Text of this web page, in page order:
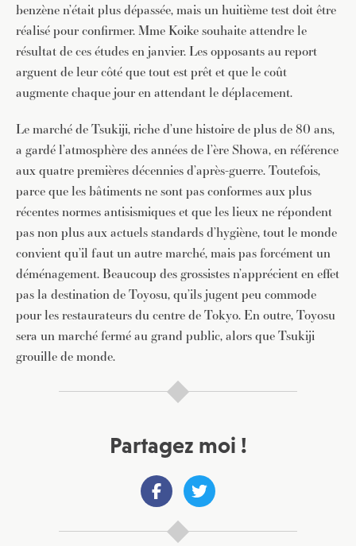
benzène n’était plus dépassée, mais un huitième test doit être
réalisé pour confirmer. Mme Koike souhaite attendre le
résultat de ces études en janvier. Les opposants au report
arguent de leur côté que tout est prêt et que le coût
augmente chaque jour en attendant le déplacement.
Le marché de Tsukiji, riche d’une histoire de plus de 80 ans,
a gardé l’atmosphère des années de l’ère Showa, en référence
aux quatre premières décennies d’après-guerre. Toutefois,
parce que les bâtiments ne sont pas conformes aux plus
récentes normes antisismiques et que les lieux ne répondent
pas non plus aux actuels standards d’hygiène, tout le monde
convient qu’il faut un autre marché, mais pas forcément un
déménagement. Beaucoup des grossistes n’apprécient en effet
pas la destination de Toyosu, qu’ils jugent peu commode
pour les restaurateurs du centre de Tokyo. En outre, Toyosu
sera un marché fermé au grand public, alors que Tsukiji
grouille de monde.
Partagez moi !